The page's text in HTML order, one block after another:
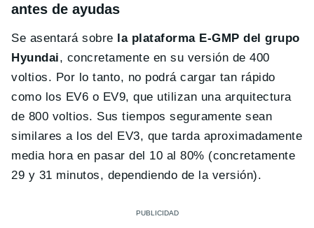
antes de ayudas
Se asentará sobre la plataforma E-GMP del grupo
Hyundai, concretamente en su versión de 400
voltios. Por lo tanto, no podrá cargar tan rápido
como los EV6 o EV9, que utilizan una arquitectura
de 800 voltios. Sus tiempos seguramente sean
similares a los del EV3, que tarda aproximadamente
media hora en pasar del 10 al 80% (concretamente
29 y 31 minutos, dependiendo de la versión).